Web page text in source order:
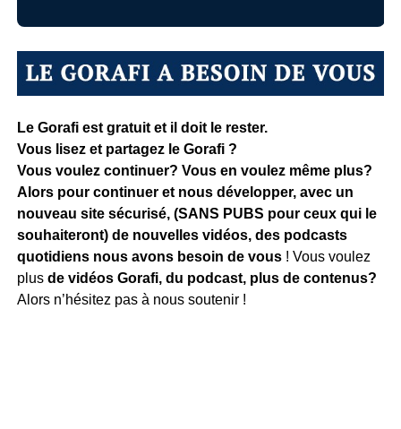
Le Gorafi est gratuit et il doit le rester.
Vous lisez et partagez le Gorafi ?
Vous voulez continuer? Vous en voulez même plus?
Alors pour continuer et nous développer, avec un
nouveau site sécurisé, (SANS PUBS pour ceux qui le
souhaiteront) de nouvelles vidéos, des podcasts
quotidiens nous avons besoin de vous ! Vous voulez
plus de vidéos Gorafi, du podcast, plus de contenus?
Alors n’hésitez pas à nous soutenir !